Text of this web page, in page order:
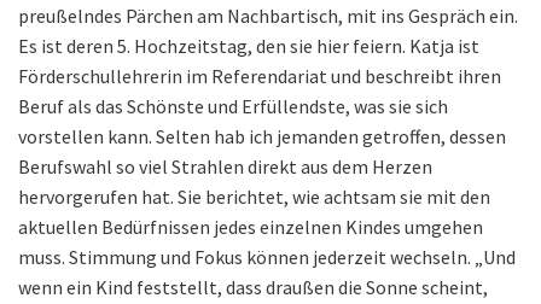
preußelndes Pärchen am Nachbartisch, mit ins Gespräch ein.
Es ist deren 5. Hochzeitstag, den sie hier feiern. Katja ist
Förderschullehrerin im Referendariat und beschreibt ihren
Beruf als das Schönste und Erfüllendste, was sie sich
vorstellen kann. Selten hab ich jemanden getroffen, dessen
Berufswahl so viel Strahlen direkt aus dem Herzen
hervorgerufen hat. Sie berichtet, wie achtsam sie mit den
aktuellen Bedürfnissen jedes einzelnen Kindes umgehen
muss. Stimmung und Fokus können jederzeit wechseln. „Und
wenn ein Kind feststellt, dass draußen die Sonne scheint,